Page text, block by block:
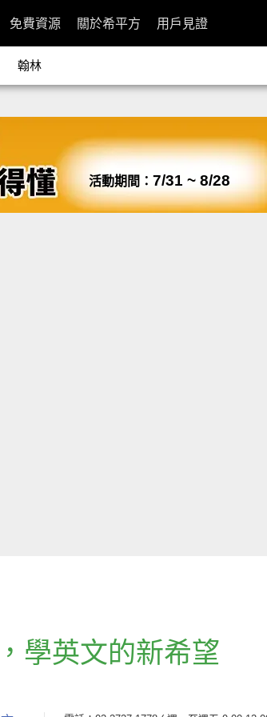
免費資源 關於希平方 用戶見證
翰林
活動期間： 7/31 ~ 8/28
， 學英文的新希望